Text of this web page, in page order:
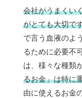
会社がうまくい
がとても大切で
で言う血液のよ
るために必要不
は、様々な種類
るお金」は特に
由に使えるお金